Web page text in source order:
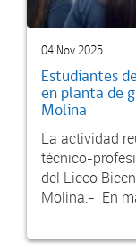
04 Nov 2025
Estudiantes
en planta de
Molina
La actividad
técnico-
del Liceo
Molina.- En